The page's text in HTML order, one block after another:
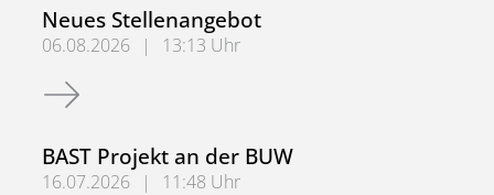
Neues Stellenangebot
06.08.2026 |
13:13 Uhr
Neues Stellenangebot
BAST Projekt an der BUW
16.07.2026 |
11:48 Uhr